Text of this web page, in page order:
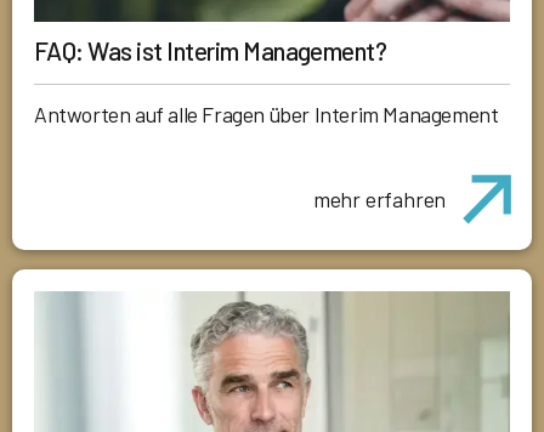
FAQ: Was ist Interim Management?
Antworten auf alle Fragen über Interim Management
mehr erfahren